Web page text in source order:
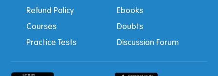
Refund Policy
Ebooks
Courses
Doubts
Practice Tests
Discussion Forum